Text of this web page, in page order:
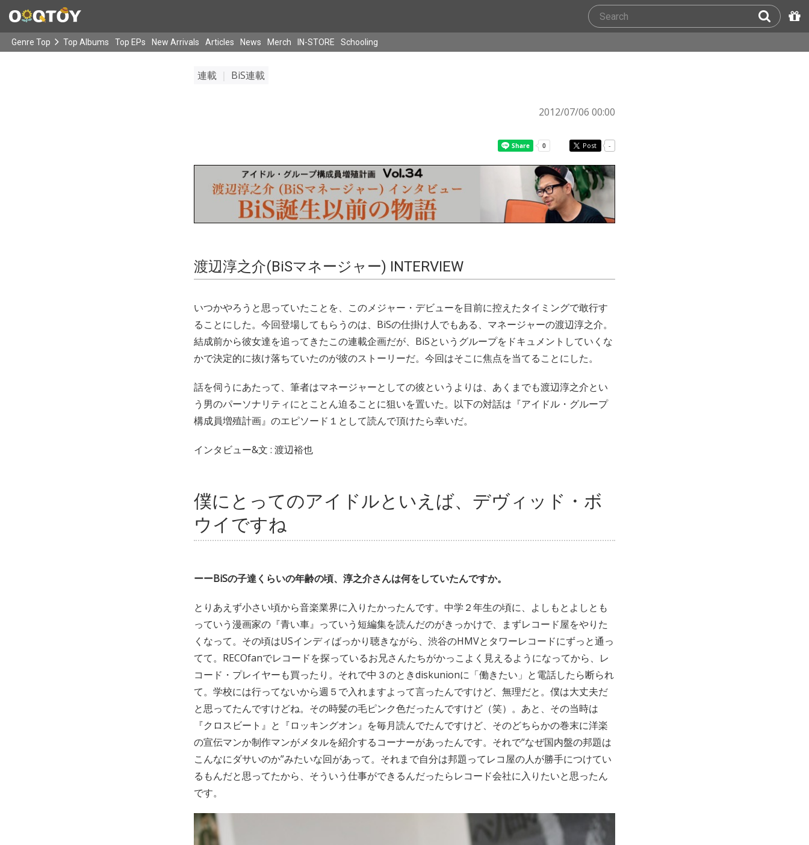
Genre Top Top Albums Top EPs New Arrivals Articles News Merch IN-STORE Schooling
連載 BiS連載
2012/07/06 00:00
Post -
渡辺淳之介(BiSマネージャー) INTERVIEW
いつかやろうと思っていたことを、このメジャー・デビューを目前に控えたタイミングで敢行す
ることにした。今回登場してもらうのは、BiSの仕掛け人でもある、マネージャーの渡辺淳之介。
結成前から彼女達を追ってきたこの連載企画だが、BiSというグループをドキュメントしていくな
かで決定的に抜け落ちていたのが彼のストーリーだ。今回はそこに焦点を当てることにした。
話を伺うにあたって、筆者はマネージャーとしての彼というよりは、あくまでも渡辺淳之介とい
う男のパーソナリティにとことん迫ることに狙いを置いた。以下の対話は『アイドル・グループ
構成員増殖計画』のエピソード１として読んで頂けたら幸いだ。
インタビュー&文 : 渡辺裕也
僕にとってのアイドルといえば、デヴィッド・ボ
ウイですね
ーーBiSの子達くらいの年齢の頃、淳之介さんは何をしていたんですか。
とりあえず小さい頃から音楽業界に入りたかったんです。中学２年生の頃に、よしもとよしとも
っていう漫画家の『青い車』っていう短編集を読んだのがきっかけで、まずレコード屋をやりた
くなって。その頃はUSインディばっかり聴きながら、渋谷のHMVとタワーレコードにずっと通っ
てて。RECOfanでレコードを探っているお兄さんたちがかっこよく見えるようになってから、レ
コード・プレイヤーも買ったり。それで中３のときdiskunionに「働きたい」と電話したら断られ
て。学校には行ってないから週５で入れますよって言ったんですけど、無理だと。僕は大丈夫だ
と思ってたんですけどね。その時髪の毛ピンク色だったんですけど（笑）。あと、その当時は
『クロスビート』と『ロッキングオン』を毎月読んでたんですけど、そのどちらかの巻末に洋楽
の宣伝マンか制作マンがメタルを紹介するコーナーがあったんです。それで“なぜ国内盤の邦題は
こんなにダサいのか”みたいな回があって。それまで自分は邦題ってレコ屋の人が勝手につけてい
るもんだと思ってたから、そういう仕事ができるんだったらレコード会社に入りたいと思ったん
です。